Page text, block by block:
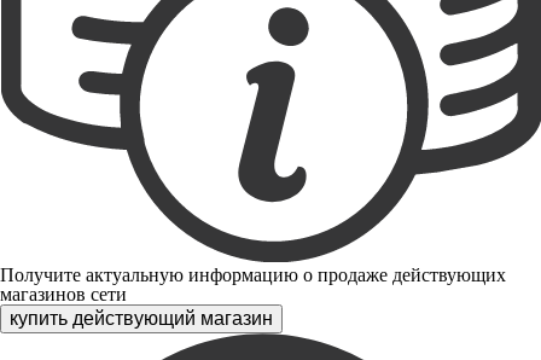
Получите актуальную информацию о продаже действующих
магазинов сети
купить действующий магазин